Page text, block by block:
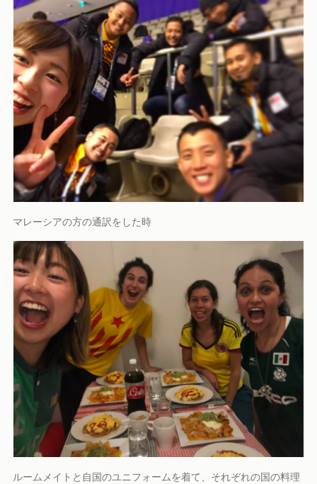
マレーシアの方の通訳をした時
ルームメイトと自国のユニフォームを着て、それぞれの国の料理